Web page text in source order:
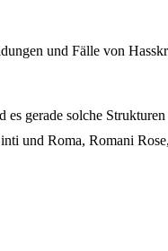
und Fälle von
gerade solche
und Roma, Romani